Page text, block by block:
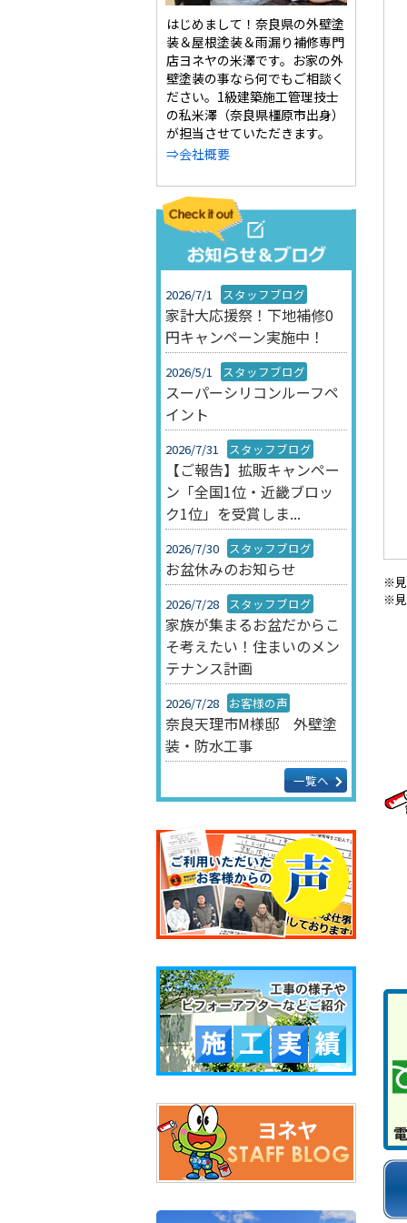
はじめまして！奈良県の外壁塗
装＆屋根塗装＆雨漏り補修専門
店ヨネヤの米澤です。お家の外
壁塗装の事なら何でもご相談く
ださい。1級建築施工管理技士
の私米澤（奈良県橿原市出身）
が担当させていただきます。
⇒会社概要
2026/7/1 スタッフブログ
家計大応援祭！下地補修0
円キャンペーン実施中！
2026/5/1 スタッフブログ
スーパーシリコンルーフペ
イント
2026/7/31 スタッフブログ
【ご報告】拡販キャンペー
ン「全国1位・近畿ブロッ
ク1位」を受賞しま...
2026/7/30 スタッフブログ
お盆休みのお知らせ
2026/7/28 スタッフブログ
家族が集まるお盆だからこ
そ考えたい！住まいのメン
テナンス計画
2026/7/28 お客様の声
奈良天理市M様邸 外壁塗
装・防水工事
一覧へ
※見
※見